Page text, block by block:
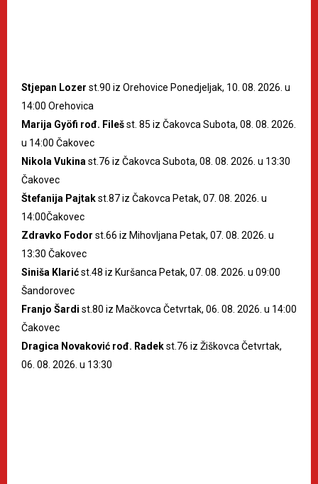
Stjepan Lozer st.90 iz Orehovice Ponedjeljak, 10. 08. 2026. u
14:00 Orehovica
Marija Gyöfi rođ. Filešst. 85 iz Čakovca Subota, 08. 08. 2026.
u 14:00 Čakovec
Nikola Vukinast.76 iz Čakovca Subota, 08. 08. 2026. u 13:30
Čakovec
Štefanija Pajtakst.87 iz Čakovca Petak, 07. 08. 2026. u
14:00Čakovec
Zdravko Fodor st.66 iz Mihovljana Petak, 07. 08. 2026. u
13:30 Čakovec
Siniša Klarićst.48 iz Kuršanca Petak, 07. 08. 2026. u 09:00
Šandorovec
Franjo Šardi st.80 iz Mačkovca Četvrtak, 06. 08. 2026. u 14:00
Čakovec
Dragica Novaković rođ. Radekst.76 iz Žiškovca Četvrtak,
06. 08. 2026. u 13:30